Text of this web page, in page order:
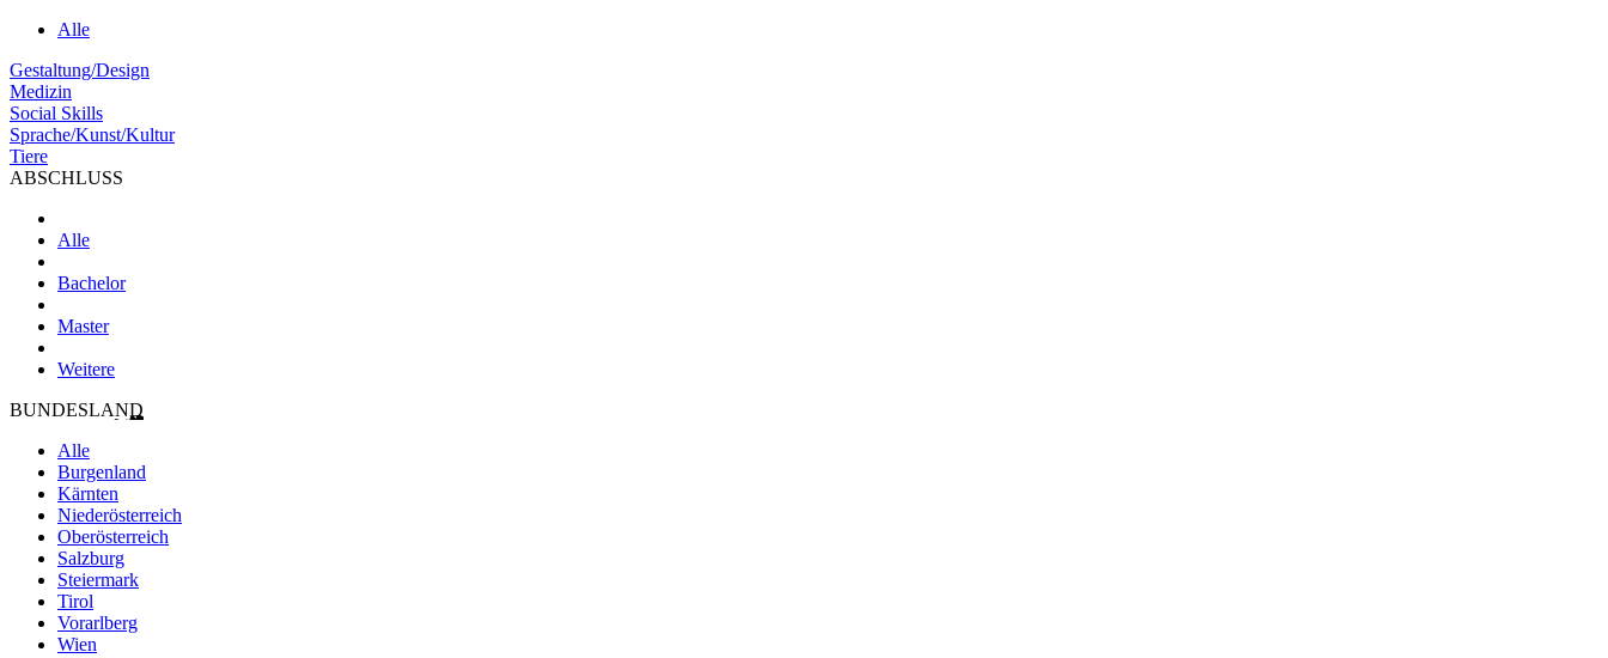
Alle
Gestaltung/Design
Medizin
Social Skills
Sprache/Kunst/Kultur
Tiere
ABSCHLUSS
Alle
Bachelor
Master
Weitere
BUNDESLAND
Alle
Burgenland
Kärnten
Niederösterreich
Oberösterreich
Salzburg
Steiermark
Tirol
Vorarlberg
Wien